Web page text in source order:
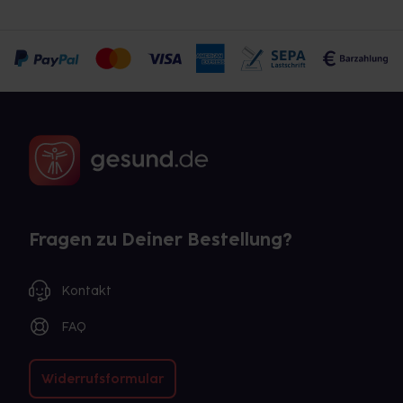
Fragen zu Deiner Bestellung?
Kontakt
FAQ
Widerrufsformular